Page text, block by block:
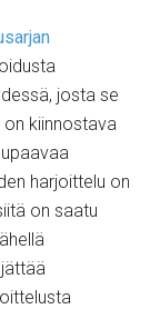
josta se
on kiinnostava
harjoittelu on
on saatu